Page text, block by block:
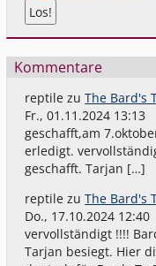
Kommentare
reptile zuThe Bard's
Fr., 01.11.2024 13:13
geschafft,am
erledigt.
geschafft. Tarjan […]
reptile zuThe Bard's
Do., 17.10.2024 12:40
vervollständigt !!!!
Tarjan besiegt. Hier